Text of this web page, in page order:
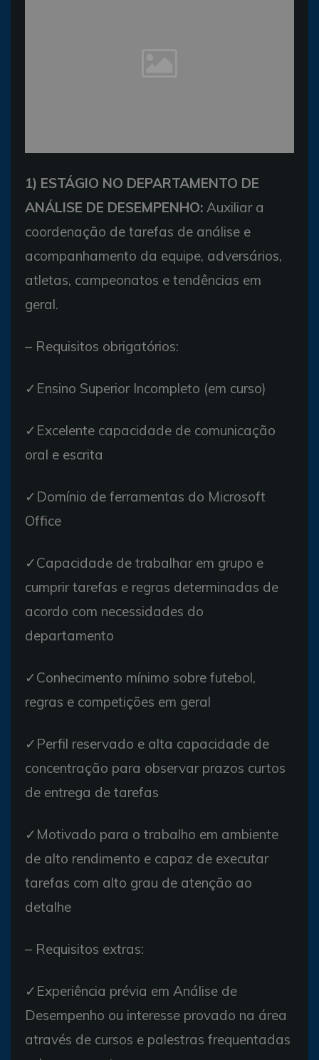
1) ESTÁGIO NO DEPARTAMENTO DE
ANÁLISE DE DESEMPENHO: Auxiliar a
coordenação de tarefas de análise e
acompanhamento da equipe, adversários,
atletas, campeonatos e tendências em
geral.
– Requisitos obrigatórios:
✓Ensino Superior Incompleto (em curso)
✓Excelente capacidade de comunicação
oral e escrita
✓Domínio de ferramentas do Microsoft
Office
✓Capacidade de trabalhar em grupo e
cumprir tarefas e regras determinadas de
acordo com necessidades do
departamento
✓Conhecimento mínimo sobre futebol,
regras e competições em geral
✓Perfil reservado e alta capacidade de
concentração para observar prazos curtos
de entrega de tarefas
✓Motivado para o trabalho em ambiente
de alto rendimento e capaz de executar
tarefas com alto grau de atenção ao
detalhe
– Requisitos extras:
✓Experiência prévia em Análise de
Desempenho ou interesse provado na área
através de cursos e palestras frequentadas